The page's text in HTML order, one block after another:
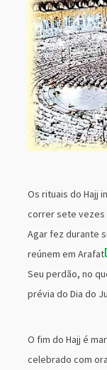
Os rituais do Hajj
correr sete vezes
Agar fez durante
reúnem em Arafat
Seu perdão, no
prévia do Dia do
O fim do Hajj é
celebrado com